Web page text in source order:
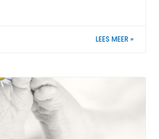
LEES MEER »